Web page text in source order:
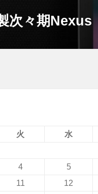
次々期Nexus
火 水
4 5
11 12